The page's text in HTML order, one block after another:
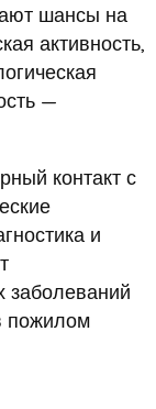
шансы на
активность,
—
контакт с
и
заболеваний
пожилом